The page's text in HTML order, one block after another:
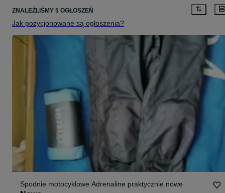
ZNALEŹLIŚMY 5 OGŁOSZEŃ
Jak pozycjonowane są ogłoszenia?
Spodnie motocyklowe Adrenaline praktycznie nowe